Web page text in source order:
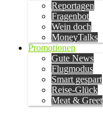
Reportagen
Fragenbot
Wein doch
MoneyTalks
Promotionen
Gute News
Flugmodus
Smart gespart
Reise-Glück
Meat & Greet